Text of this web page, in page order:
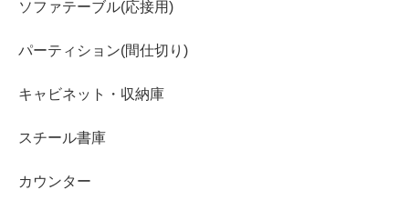
ソファテーブル(応接用)
パーティション(間仕切り)
キャビネット・収納庫
スチール書庫
カウンター